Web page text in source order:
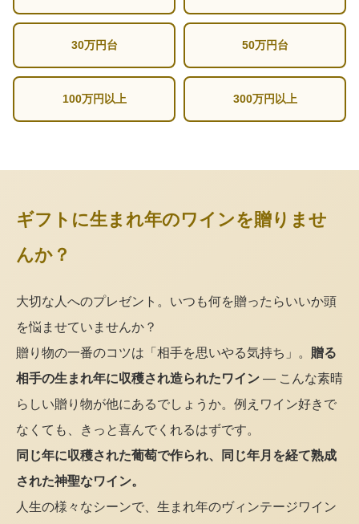
30万円台 50万円台
100万円以上 300万円以上
ギフトに生まれ年のワインを贈りませ
んか？
大切な人へのプレゼント。いつも何を贈ったらいいか頭
を悩ませていませんか？
贈り物の一番のコツは「相手を思いやる気持ち」。 贈る
相手の生まれ年に収穫され造られたワイン — こんな素晴
らしい贈り物が他にあるでしょうか。例えワイン好きで
なくても、きっと喜んでくれるはずです。
同じ年に収穫された葡萄で作られ、同じ年月を経て熟成
された神聖なワイン。
人生の様々なシーンで、生まれ年のヴィンテージワイン